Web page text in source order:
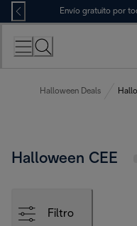
Skip
to
Content
Envío gratuito por
Halloween Deals
Halloween CEE
Filtro